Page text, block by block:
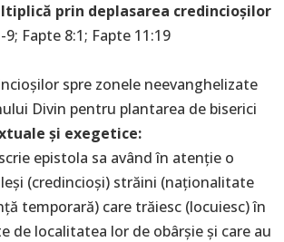
prin deplasarea credincioșilor
Fapte 8:1; Fapte 11:19
spre zonele neevanghelizate
Divin pentru plantarea de biserici
și exegetice:
epistola sa având în atenție o
(credincioși) străini (naționalitate
temporară) care trăiesc (locuiesc) în
de localitatea lor de obârșie și care au